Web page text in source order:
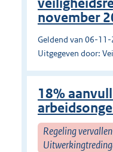
november
Geldend van 06-
Uitgegeven door:
18%
Regeling